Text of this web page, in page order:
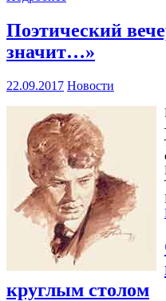
Поэтический
значит…»
22.09.2017 Новости
круглым столом